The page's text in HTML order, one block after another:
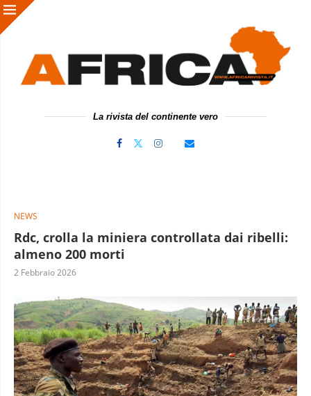
La rivista del continente vero
NEWS
Rdc, crolla la miniera controllata dai ribelli:
almeno 200 morti
2 Febbraio 2026